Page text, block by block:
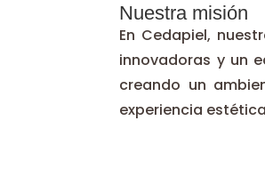
Nuestra misión
En Cedapiel,
innovadoras y un
creando un
experiencia